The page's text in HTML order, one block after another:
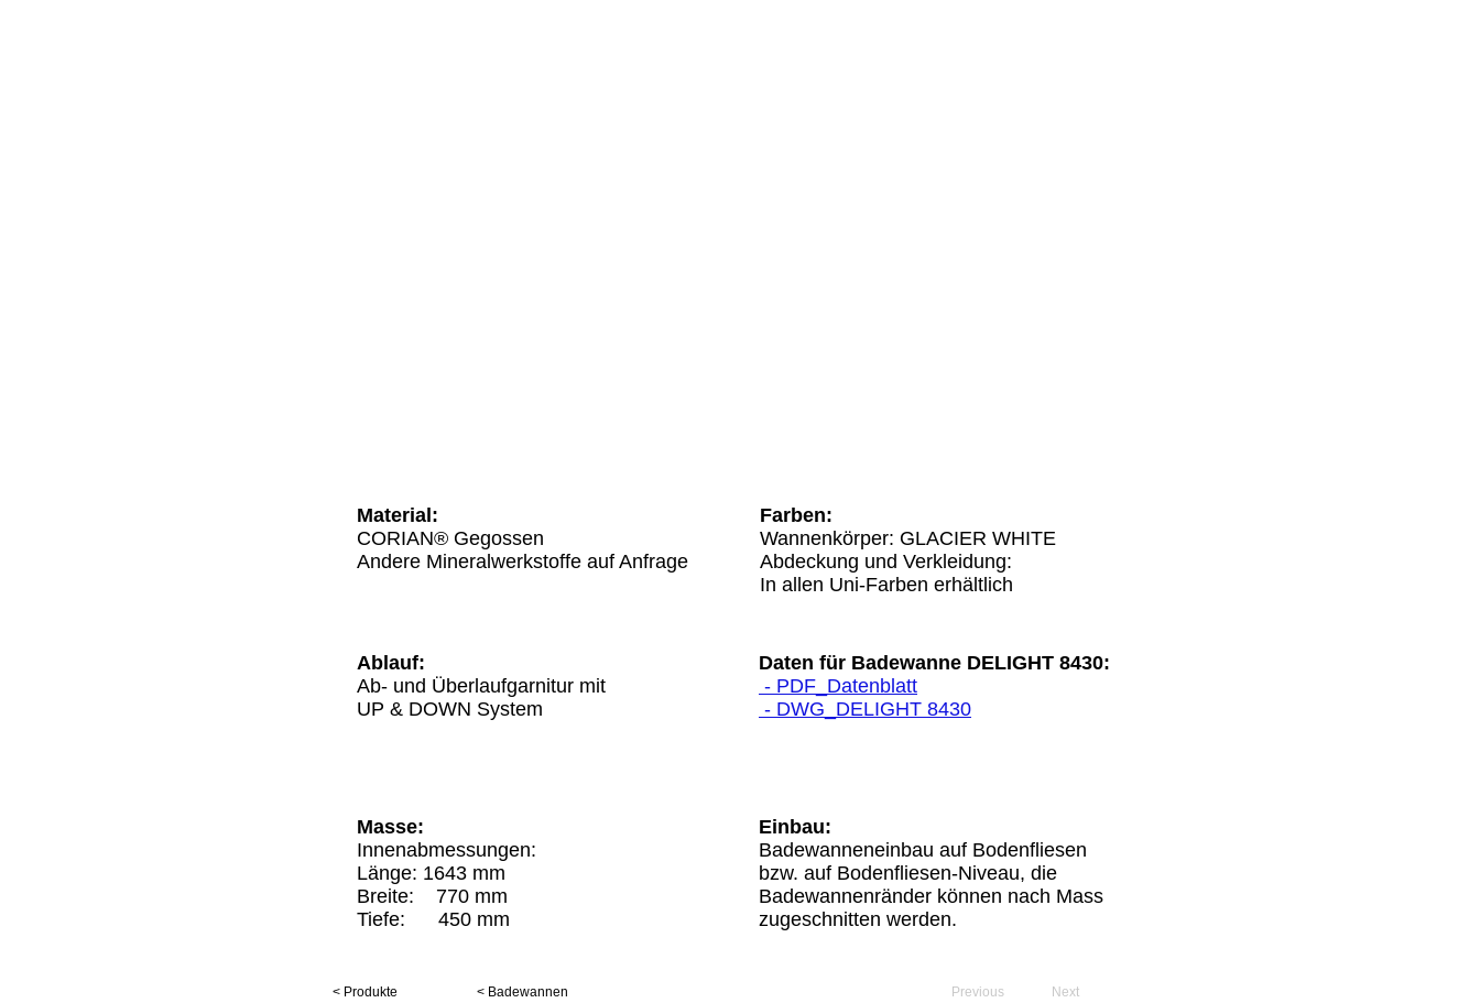
Material:
CORIAN® Gegossen
Andere Mineralwerkstoffe auf Anfrage
Ablauf:
Ab- und Überlaufgarnitur mit
UP & DOWN System
Masse:
Innenabmessungen:
Länge: 1643 mm
Breite: 770 mm
Tiefe: 450 mm
< Produkte < Badewannen
Farben:
Wannenkörper: GLACIER WHITE
Abdeckung und Verkleidung:
In allen Uni-Farben erhältlich
Daten für Badewanne DELIGHT 8430:
- PDF_Datenblatt
- DWG_DELIGHT 8430
Einbau:
Badewanneneinbau auf Bodenfliesen
bzw. auf Bodenfliesen-Niveau, die
Badewannenränder können nach Mass
zugeschnitten werden.
Previous Next